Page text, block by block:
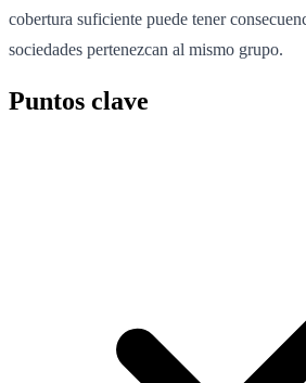
cobertura suficiente puede tener
sociedades pertenezcan al mismo grupo.
Puntos clave